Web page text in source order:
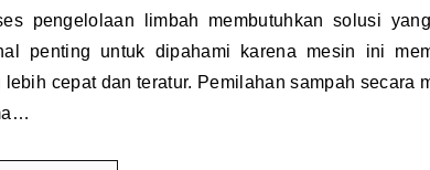
penting untuk dipahami karena mesin ini
cepat dan teratur. Pemilahan sampah secara